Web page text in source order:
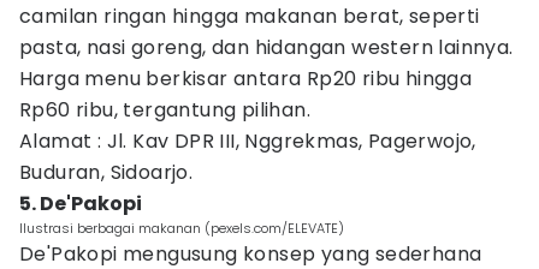
camilan ringan hingga makanan berat, seperti
pasta, nasi goreng, dan hidangan western lainnya.
Harga menu berkisar antara Rp20 ribu hingga
Rp60 ribu, tergantung pilihan.
Alamat : Jl. Kav DPR III, Nggrekmas, Pagerwojo,
Buduran, Sidoarjo.
5. De'Pakopi
Ilustrasi berbagai makanan (pexels.com/ELEVATE)
De'Pakopi mengusung konsep yang sederhana